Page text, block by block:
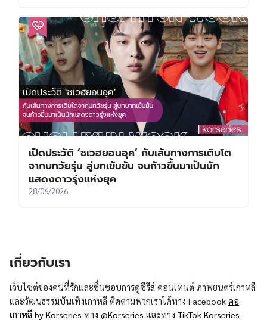
เปิดประวัติ ‘ชเวฮยอนอุค’ กับเส้นทางการเติบโต
จากบทวัยรุ่น สู่บทเข้มข้น จนก้าวขึ้นมาเป็นนัก
แสดงดาวรุ่งแห่งยุค
28/06/2026
เกี่ยวกับเรา
เว็บไซต์ของคนที่รักและชื่นชอบการดูซีรีส์ คอนเทนต์ ภาพยนตร์เกาหลี
และวัฒนธรรมบันเทิงเกาหลี ติดตามพวกเราได้ทาง Facebook คอ
เกาหลี by Korseries ทาง @Korseries และทาง TikTok Korseries